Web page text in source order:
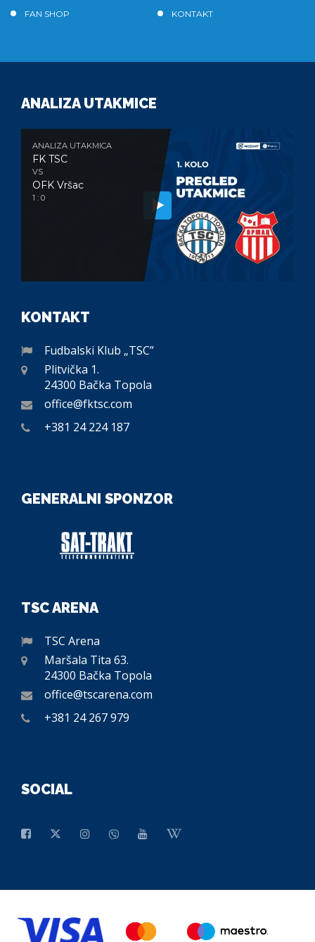
FAN SHOP
KONTAKT
ANALIZA UTAKMICE
ANALIZA UTAKMICA
FK TSC
VS
OFK Vršac
1 : 0
KONTAKT
Fudbalski Klub „TSC”
Plitvička 1.
24300 Bačka Topola
office@fktsc.com
+381 24 224 187
GENERALNI SPONZOR
TSC ARENA
TSC Arena
Maršala Tita 63.
24300 Bačka Topola
office@tscarena.com
+381 24 267 979
SOCIAL